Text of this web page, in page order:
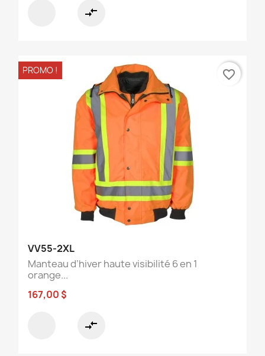
compare_arrows
VV55-2XL
Manteau d’hiver haute visibilité 6 en 1
orange...
167,00 $
compare_arrows
PROMO ! favorite_border